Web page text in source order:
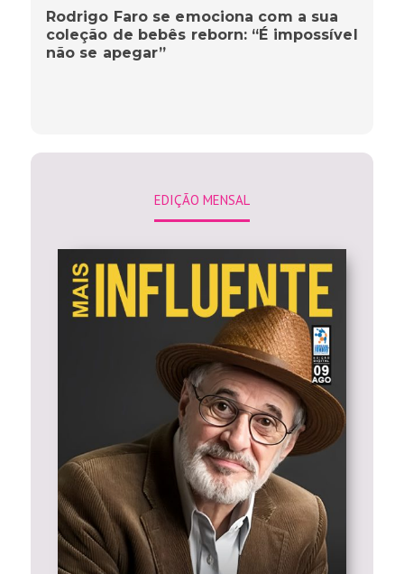
Rodrigo Faro se emociona com a sua
coleção de bebês reborn: “É impossível
não se apegar”
EDIÇÃO MENSAL